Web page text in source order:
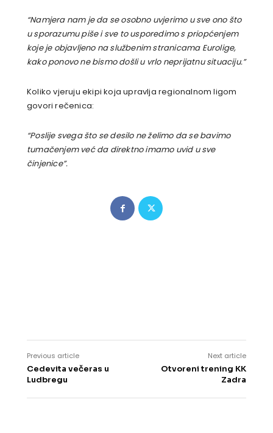
“Namjera nam je da se osobno uvjerimo u sve ono što
u sporazumu piše i sve to usporedimo s priopćenjem
koje je objavljeno na službenim stranicama Eurolige,
kako ponovo ne bismo došli u vrlo neprijatnu situaciju.”
Koliko vjeruju ekipi koja upravlja regionalnom ligom
govori rečenica:
“Poslije svega što se desilo ne želimo da se bavimo
tumačenjem već da direktno imamo uvid u sve
činjenice”.
Previous article
Cedevita večeras u
Ludbregu
Next article
Otvoreni trening KK
Zadra